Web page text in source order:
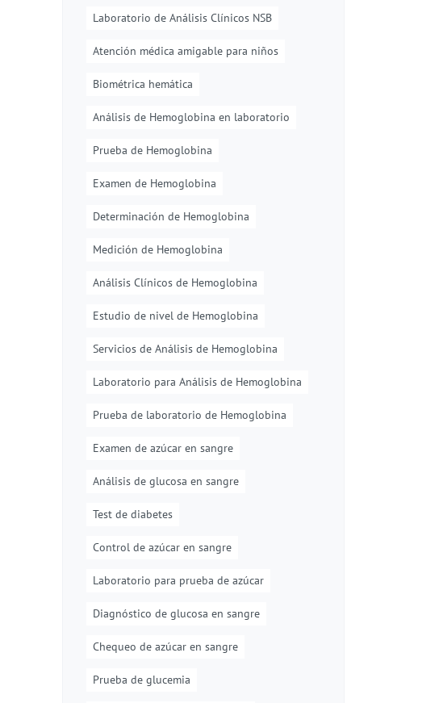
Laboratorio de Análisis Clínicos NSB
Atención médica amigable para niños
Biométrica hemática
Análisis de Hemoglobina en laboratorio
Prueba de Hemoglobina
Examen de Hemoglobina
Determinación de Hemoglobina
Medición de Hemoglobina
Análisis Clínicos de Hemoglobina
Estudio de nivel de Hemoglobina
Servicios de Análisis de Hemoglobina
Laboratorio para Análisis de Hemoglobina
Prueba de laboratorio de Hemoglobina
Examen de azúcar en sangre
Análisis de glucosa en sangre
Test de diabetes
Control de azúcar en sangre
Laboratorio para prueba de azúcar
Diagnóstico de glucosa en sangre
Chequeo de azúcar en sangre
Prueba de glucemia